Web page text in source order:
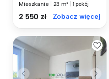
Mieszkanie 23 m² 1 pokój
2 550 zł Zobacz więcej